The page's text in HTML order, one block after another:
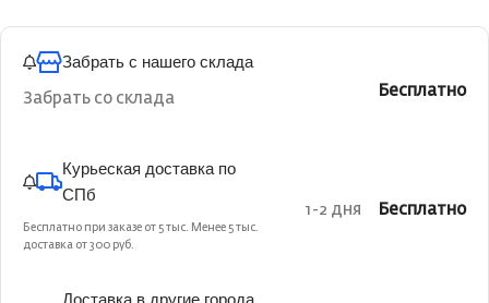
Забрать с нашего склада
Забрать со склада Бесплатно
Курьеская доставка по
СПб
Бесплатно при заказе от 5 тыс. Менее 5 тыс.
доставка от 300 руб.
1-2 дня Бесплатно